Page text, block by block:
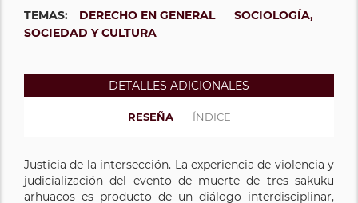
TEMAS: DERECHO EN GENERAL
SOCIOLOGÍA,
SOCIEDAD Y CULTURA
DETALLES ADICIONALES
RESEÑA ÍNDICE
Justicia de la intersección. La experiencia de violencia y
judicialización del evento de muerte de tres sakuku
arhuacos es producto de un diálogo interdisciplinar,